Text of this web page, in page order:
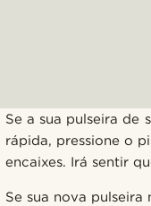
Se a sua pulseira de
rápida, pressione o
encaixes. Irá sentir
Se sua nova